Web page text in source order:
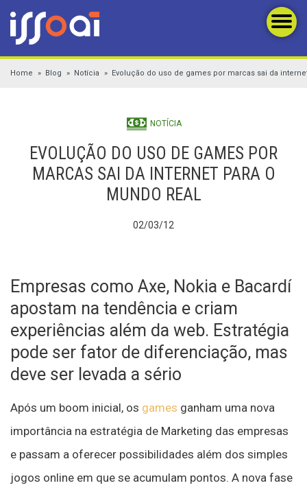
Home Blog Notícia Evolução do uso de games por marcas sai da
NOTÍCIA
EVOLUÇÃO DO USO DE GAMES POR
MARCAS SAI DA INTERNET PARA O
MUNDO REAL
02/03/12
Empresas como Axe, Nokia e Bacardí
apostam na tendência e criam
experiências além da web. Estratégia
pode ser fator de diferenciação, mas
deve ser levada a sério
Após um boom inicial, os games ganham uma nova
importância na estratégia de Marketing das empresas
e passam a oferecer possibilidades além dos simples
jogos online em que se acumulam pontos. A nova fase